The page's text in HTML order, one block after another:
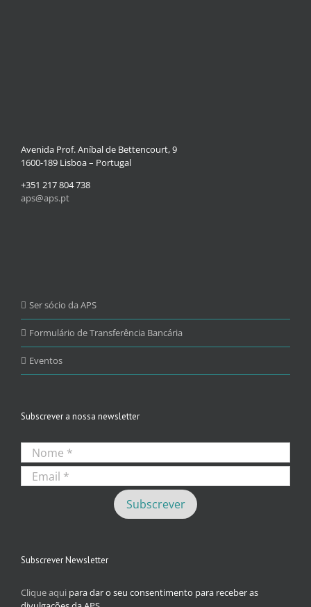
Avenida Prof. Aníbal de Bettencourt, 9
1600-189 Lisboa – Portugal
+351 217 804 738
aps@aps.pt
Ser sócio da APS
Formulário de Transferência Bancária
Eventos
Subscrever a nossa newsletter
Subscrever Newsletter
Clique aqui para dar o seu consentimento para receber as